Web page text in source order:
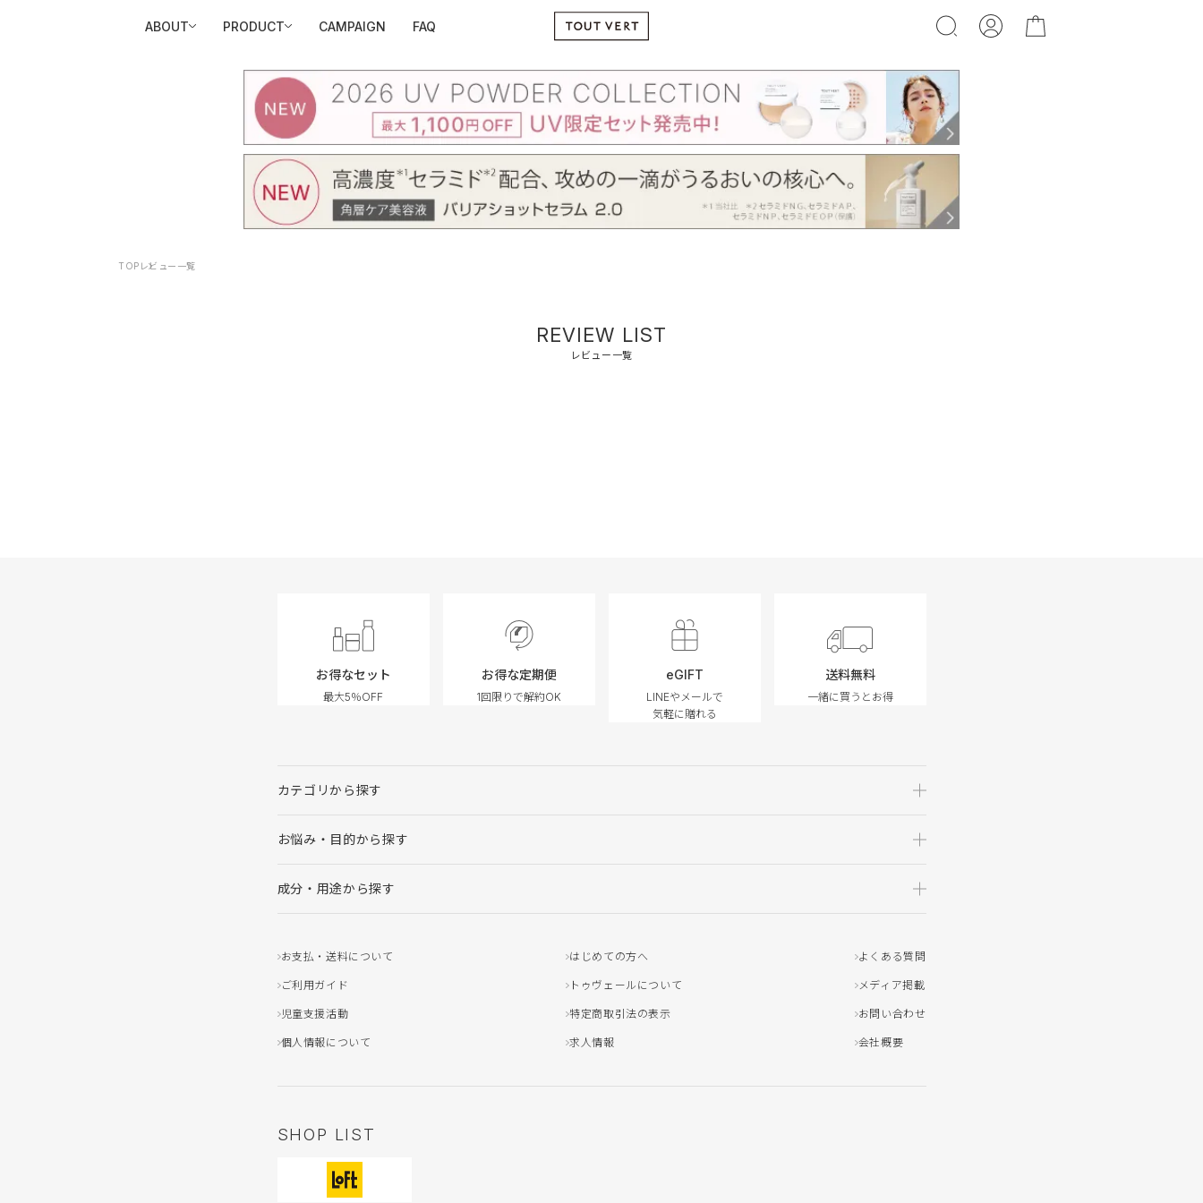
ABOUT PRODUCT CAMPAIGN FAQ
TOP レビュー一覧
REVIEW LIST
レビュー一覧
お得なセット
最大5％OFF
お得な定期便
1回限りで解約OK
eGIFT
LINEやメールで
気軽に贈れる
送料無料
一緒に買うとお得
カテゴリから探す
お悩み・目的から探す
成分・用途から探す
お支払・送料について はじめての方へ よくある質問
ご利用ガイド トゥヴェールについて メディア掲載
児童支援活動 特定商取引法の表示 お問い合わせ
個人情報について 求人情報 会社概要
SHOP LIST